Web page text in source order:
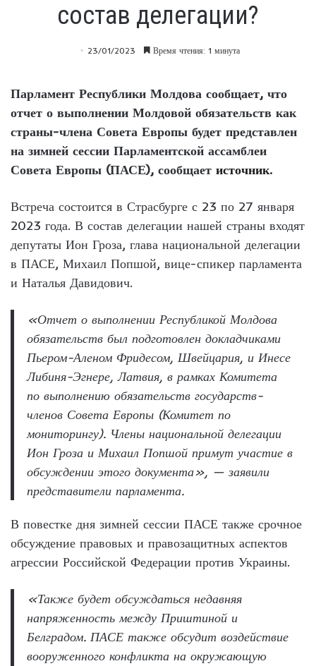
состав делегации?
23/01/2023 Время чтения: 1 минута
Парламент Республики Молдова сообщает, что
отчет о выполнении Молдовой обязательств как
страны-члена Совета Европы будет представлен
на зимней сессии Парламентской ассамблеи
Совета Европы (ПАСЕ), сообщает источник.
Встреча состоится в Страсбурге с 23 по 27 января
2023 года. В состав делегации нашей страны входят
депутаты Ион Гроза, глава национальной делегации
в ПАСЕ, Михаил Попшой, вице-спикер парламента
и Наталья Давидович.
«Отчет о выполнении Республикой Молдова
обязательств был подготовлен докладчиками
Пьером-Аленом Фридесом, Швейцария, и Инесе
Либиня-Эгнере, Латвия, в рамках Комитета
по выполнению обязательств государств-
членов Совета Европы (Комитет по
мониторингу). Члены национальной делегации
Ион Гроза и Михаил Попшой примут участие в
обсуждении этого документа», — заявили
представители парламента.
В повестке дня зимней сессии ПАСЕ также срочное
обсуждение правовых и правозащитных аспектов
агрессии Российской Федерации против Украины.
«Также будет обсуждаться недавняя
напряженность между Приштиной и
Белградом. ПАСЕ также обсудит воздействие
вооруженного конфликта на окружающую